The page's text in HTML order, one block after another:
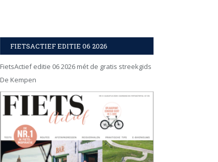
FIETSACTIEF EDITIE 06 2026
FietsActief editie 06 2026 mét de gratis streekgids
De Kempen